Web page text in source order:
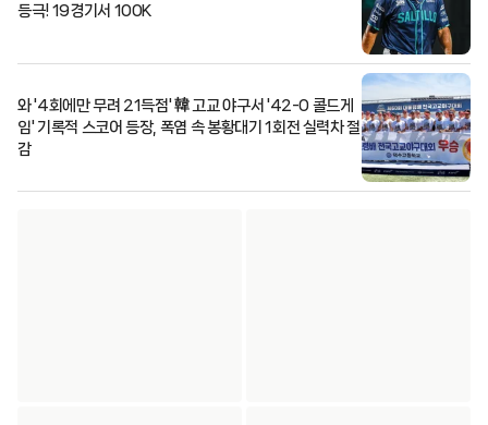
등극! 19경기서 100K
와 '4회에만 무려 21득점' 韓 고교 야구서 '42-0 콜드게
임' 기록적 스코어 등장, 폭염 속 봉황대기 1회전 실력차 절
감